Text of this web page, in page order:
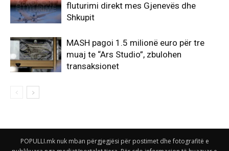
fluturimi direkt mes Gjenevës dhe
Shkupit
MASH pagoi 1.5 milionë euro për tre
muaj te “Ars Studio”, zbulohen
transaksionet
POPULLI.mk nuk mban përgjegjësi për postimet dhe fotografitë e